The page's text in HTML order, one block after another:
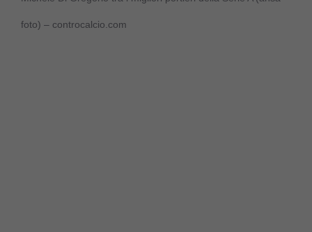
foto) – controcalcio.com